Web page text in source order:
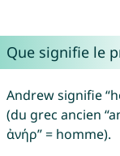
Que signifie le
Andrew signifie
(du grec ancien
ἀνήρ” = homme).